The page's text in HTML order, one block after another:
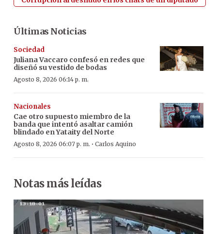
Últimas Noticias
Sociedad
Juliana Vaccaro confesó en redes que
diseñó su vestido de bodas
Agosto 8, 2026 06:14 p. m.
Nacionales
Cae otro supuesto miembro de la
banda que intentó asaltar camión
blindado en Yataity del Norte
Agosto 8, 2026 06:07 p. m. · Carlos Aquino
Notas más leídas